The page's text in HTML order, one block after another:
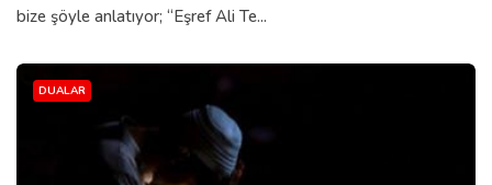
bize şöyle anlatıyor; “Eşref Ali Te...
DUALAR